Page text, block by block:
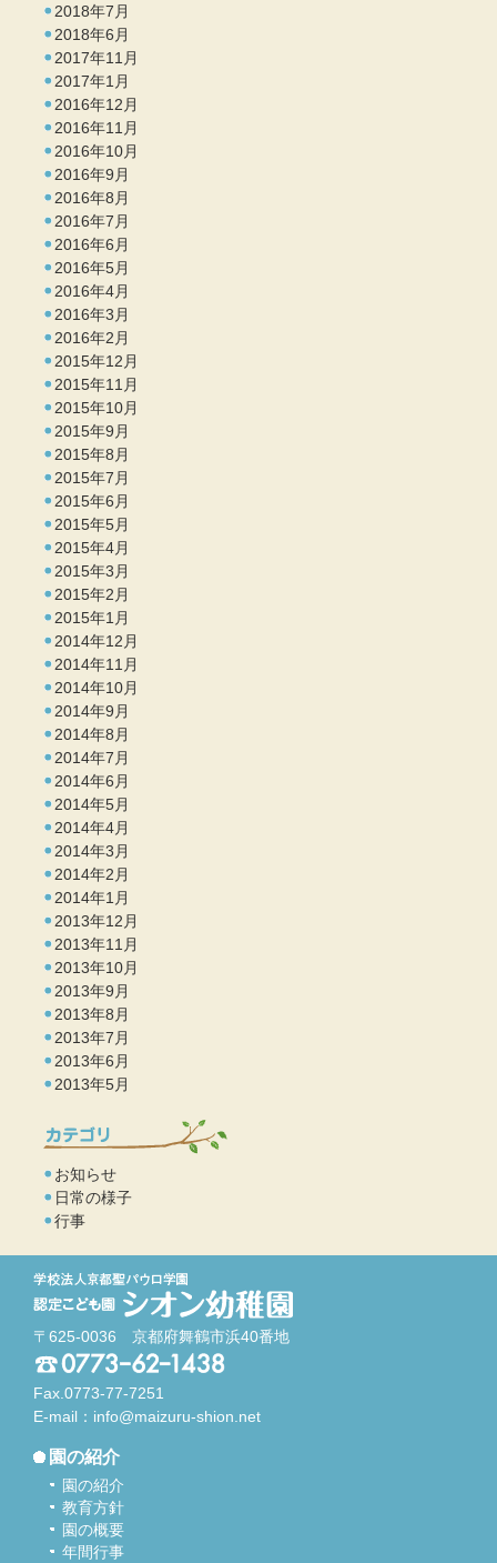
2018年7月
2018年6月
2017年11月
2017年1月
2016年12月
2016年11月
2016年10月
2016年9月
2016年8月
2016年7月
2016年6月
2016年5月
2016年4月
2016年3月
2016年2月
2015年12月
2015年11月
2015年10月
2015年9月
2015年8月
2015年7月
2015年6月
2015年5月
2015年4月
2015年3月
2015年2月
2015年1月
2014年12月
2014年11月
2014年10月
2014年9月
2014年8月
2014年7月
2014年6月
2014年5月
2014年4月
2014年3月
2014年2月
2014年1月
2013年12月
2013年11月
2013年10月
2013年9月
2013年8月
2013年7月
2013年6月
2013年5月
お知らせ
日常の様子
行事
〒625-0036 京都府舞鶴市浜40番地
Fax.0773-77-7251
E-mail： info@maizuru-shion.net
園の紹介
園の紹介
教育方針
園の概要
年間行事